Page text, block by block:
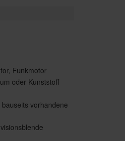
Funkmotor
oder Kunststoff
vorhandene